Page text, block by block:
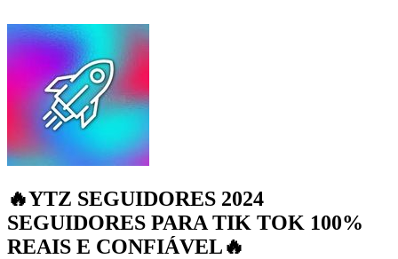
🔥YTZ SEGUIDORES 2024
SEGUIDORES PARA TIK TOK 100%
REAIS E CONFIÁVEL🔥